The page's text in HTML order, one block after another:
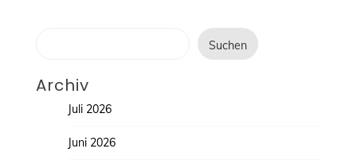
Suchen
Archiv
Juli 2026
Juni 2026